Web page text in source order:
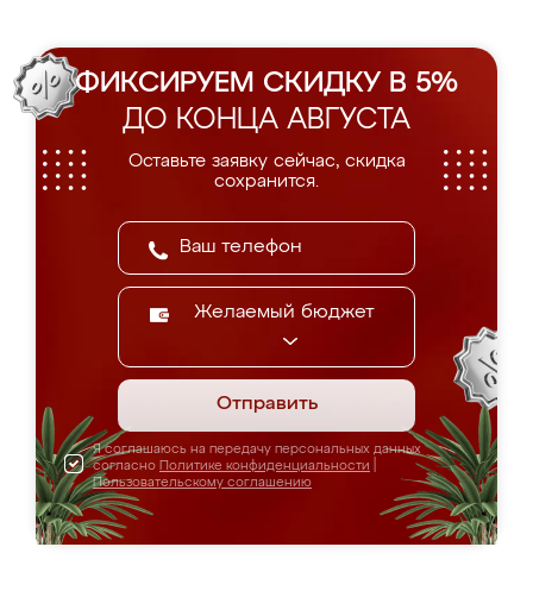
ФИКСИРУЕМ СКИДКУ В 5%
ДО КОНЦА АВГУСТА
Оставьте заявку сейчас, скидка
сохранится.
Желаемый бюджет
Отправить
Я соглашаюсь на передачу персональных данных
согласно Политике конфиденциальности
Пользовательскому соглашению